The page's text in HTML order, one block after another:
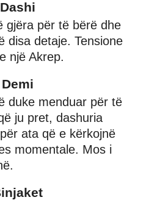
Dashi
gjëra për të bërë dhe
disa detaje. Tensione
një Akrep.
Demi
duke menduar për të
ju pret, dashuria
ata që e kërkojnë
momentale. Mos i